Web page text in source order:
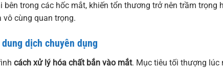
trong các hốc mắt, khiến tổn thương trở nên trầm trọng
cùng quan trọng.
dịch chuyên dụng
cách xử lý hóa chất bắn vào mắt. Mục tiêu tối thượng lúc